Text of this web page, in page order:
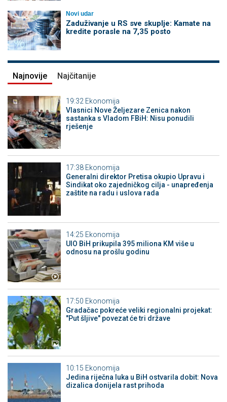
Novi udar
Zaduživanje u RS sve skuplje: Kamate na
kredite porasle na 7,35 posto
Najnovije Najčitanije
19:32 Ekonomija
Vlasnici Nove Željezare Zenica nakon
sastanka s Vladom FBiH: Nisu ponudili
rješenje
17:38 Ekonomija
Generalni direktor Pretisa okupio Upravu i
Sindikat oko zajedničkog cilja - unapređenja
zaštite na radu i uslova rada
14:25 Ekonomija
UIO BiH prikupila 395 miliona KM više u
odnosu na prošlu godinu
17:50 Ekonomija
Gradačac pokreće veliki regionalni projekat:
"Put šljive" povezat će tri države
10:15 Ekonomija
Jedina riječna luka u BiH ostvarila dobit: Nova
dizalica donijela rast prihoda